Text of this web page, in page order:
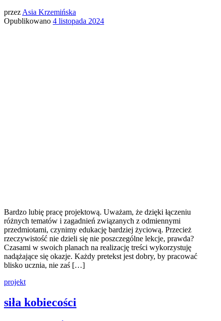
przez Asia Krzemińska
Opublikowano 4 listopada 2024
Bardzo lubię pracę projektową. Uważam, że dzięki łączeniu
różnych tematów i zagadnień związanych z odmiennymi
przedmiotami, czynimy edukację bardziej życiową. Przecież
rzeczywistość nie dzieli się nie poszczególne lekcje, prawda?
Czasami w swoich planach na realizację treści wykorzystuję
nadążające się okazje. Każdy pretekst jest dobry, by pracować
blisko ucznia, nie zaś […]
projekt
siła kobiecości